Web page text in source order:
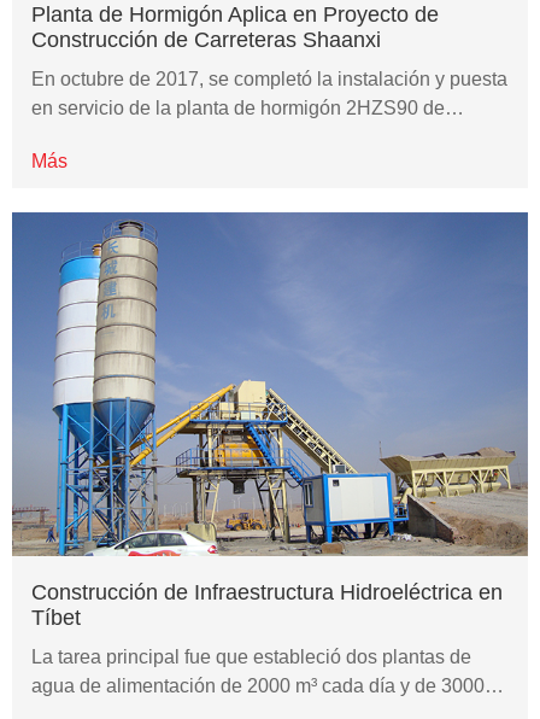
Planta de Hormigón Aplica en Proyecto de
Construcción de Carreteras Shaanxi
En octubre de 2017, se completó la instalación y puesta
en servicio de la planta de hormigón 2HZS90 de…
Más
Construcción de Infraestructura Hidroeléctrica en
Tíbet
La tarea principal fue que estableció dos plantas de
agua de alimentación de 2000 m³ cada día y de 3000…